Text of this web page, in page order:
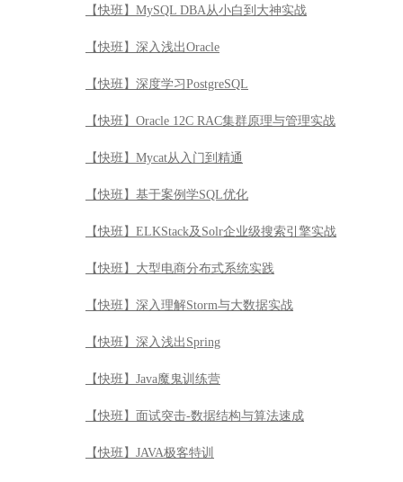
【快班】MySQL DBA从小白到大神实战
【快班】深入浅出Oracle
【快班】深度学习PostgreSQL
【快班】Oracle 12C RAC集群原理与管理实战
【快班】Mycat从入门到精通
【快班】基于案例学SQL优化
【快班】ELKStack及Solr企业级搜索引擎实战
【快班】大型电商分布式系统实践
【快班】深入理解Storm与大数据实战
【快班】深入浅出Spring
【快班】Java魔鬼训练营
【快班】面试突击-数据结构与算法速成
【快班】JAVA极客特训